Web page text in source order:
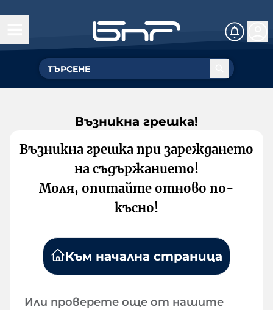
Възникна грешка!
Възникна грешка при зареждането
на съдържанието!
Моля, опитайте отново по-
късно!
Към начална страница
Или проверете още от нашите